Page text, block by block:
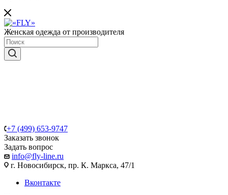
Женская одежда от производителя
+7 (499) 653-9747
Заказать звонок
Задать вопрос
info@fly-line.ru
г. Новосибирск, пр. К. Маркса, 47/1
Вконтакте